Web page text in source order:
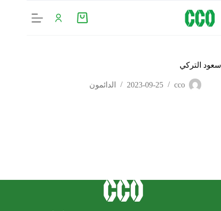
سعود التركي
cco
2023-09-25 الدائمون